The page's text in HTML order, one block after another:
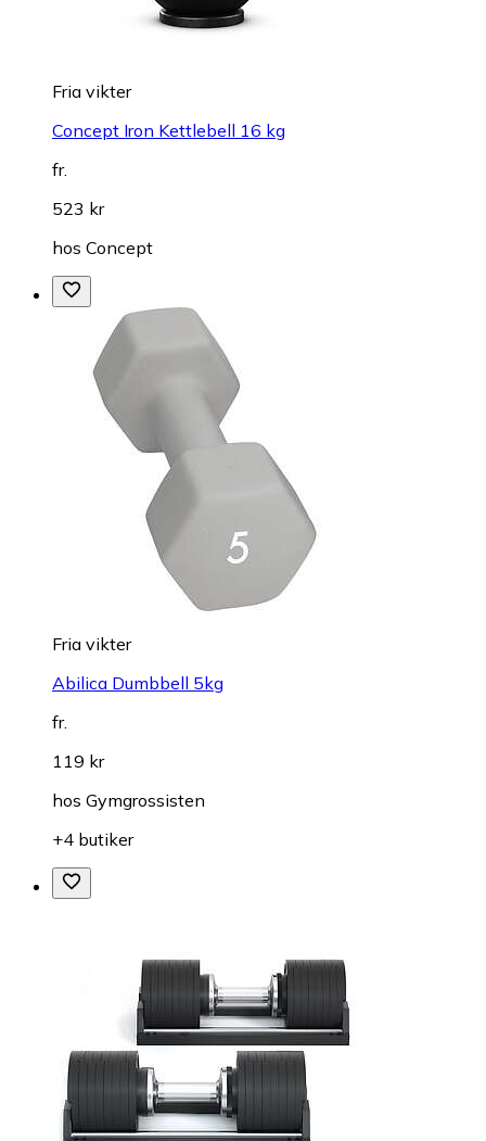
Fria vikter
Concept Iron Kettlebell 16 kg
fr.
523 kr
hos Concept
Fria vikter
Abilica Dumbbell 5kg
fr.
119 kr
hos Gymgrossisten
+4 butiker